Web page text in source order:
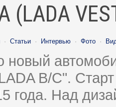
· Статьи · Интервью · Фото ·
новый
B/C".
года. Над